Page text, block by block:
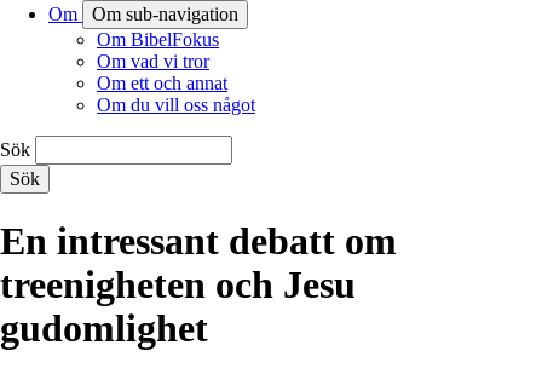
Om
Om sub-navigation
Om BibelFokus
Om vad vi tror
Om ett och annat
Om du vill oss något
Sök
En intressant debatt om
treenigheten och Jesu
gudomlighet